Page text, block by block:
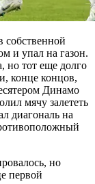
собственной
и упал на газон.
но тот еще долго
конце концов,
Динамо
мячу залететь
диагональ на
но
первой